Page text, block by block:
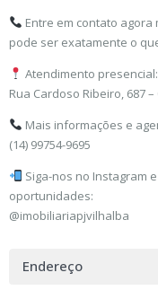
Entre em contato agora
pode ser exatamente o
Atendimento presencial:
Rua Cardoso Ribeiro, 687
Mais informações e
(14) 99754-9695
Siga-nos no Instagram
oportunidades:
@imobiliariapjvilhalba
Endereço